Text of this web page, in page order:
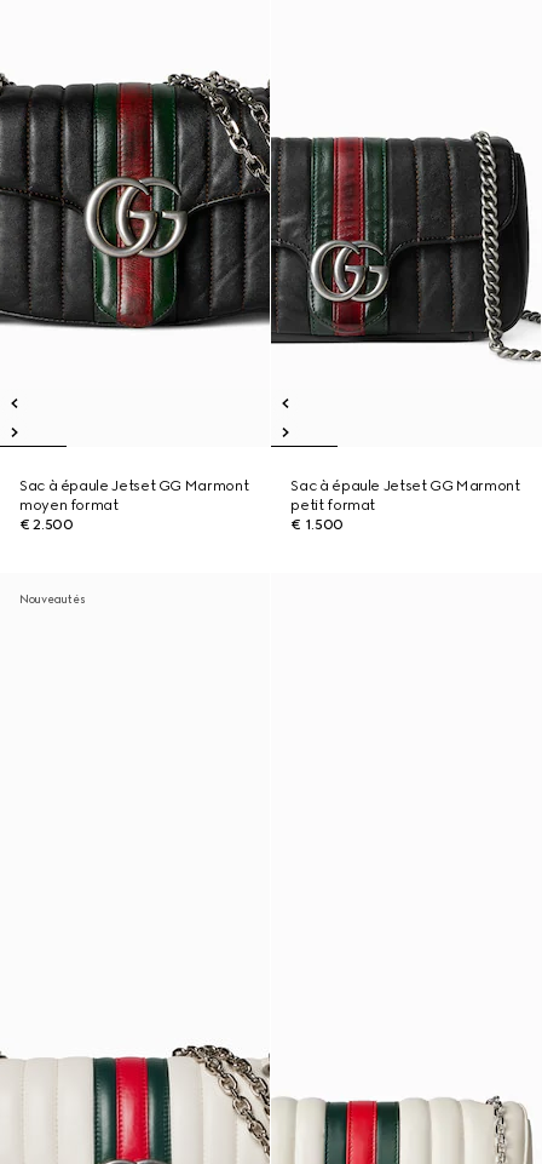
Sac à épaule Jetset GG Marmont
moyen format
€ 2.500
Sac à épaule Jetset GG Marmont
petit format
€ 1.500
Nouveautés